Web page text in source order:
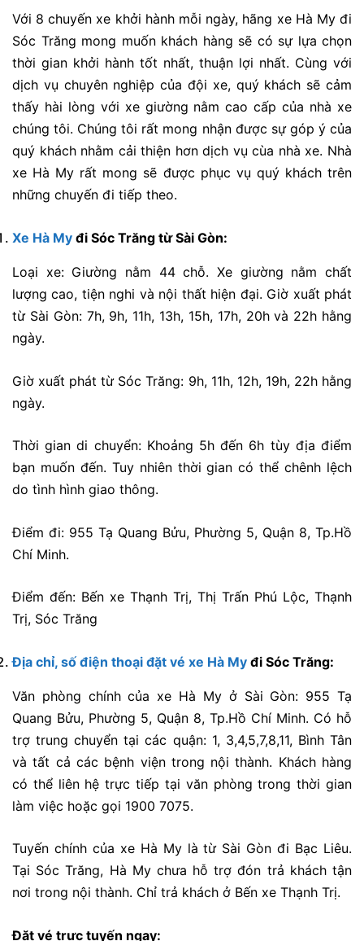
Với 8 chuyến xe khởi hành mỗi ngày, hãng xe Hà My đi
Sóc Trăng mong muốn khách hàng sẽ có sự lựa chọn
thời gian khởi hành tốt nhất, thuận lợi nhất. Cùng với
dịch vụ chuyên nghiệp của đội xe, quý khách sẽ cảm
thấy hài lòng với xe giường nằm cao cấp của nhà xe
chúng tôi. Chúng tôi rất mong nhận được sự góp ý của
quý khách nhằm cải thiện hơn dịch vụ cùa nhà xe. Nhà
xe Hà My rất mong sẽ được phục vụ quý khách trên
những chuyến đi tiếp theo.
Xe Hà My đi Sóc Trăng từ Sài Gòn:
Loại xe: Giường nằm 44 chỗ. Xe giường nằm chất
lượng cao, tiện nghi và nội thất hiện đại. Giờ xuất phát
từ Sài Gòn: 7h, 9h, 11h, 13h, 15h, 17h, 20h và 22h hằng
ngày.
Giờ xuất phát từ Sóc Trăng: 9h, 11h, 12h, 19h, 22h hằng
ngày.
Thời gian di chuyển: Khoảng 5h đến 6h tùy địa điểm
bạn muốn đến. Tuy nhiên thời gian có thể chênh lệch
do tình hình giao thông.
Điểm đi: 955 Tạ Quang Bửu, Phường 5, Quận 8, Tp.Hồ
Chí Minh.
Điểm đến: Bến xe Thạnh Trị, Thị Trấn Phú Lộc, Thạnh
Trị, Sóc Trăng
Địa chỉ, số điện thoại đặt vé xe Hà My đi Sóc Trăng:
Văn phòng chính của xe Hà My ở Sài Gòn: 955 Tạ
Quang Bửu, Phường 5, Quận 8, Tp.Hồ Chí Minh. Có hỗ
trợtrung chuyển tại các quận: 1, 3,4,5,7,8,11, Bình Tân
và tất cả các bệnh viện trong nội thành. Khách hàng
có thể liên hệ trực tiếp tại văn phòng trong thời gian
làm việc hoặc gọi 1900 7075.
Tuyến chính của xe Hà My là từ Sài Gòn đi Bạc Liêu.
Tại Sóc Trăng, Hà My chưa hỗ trợ đón trả khách tận
nơi trong nội thành. Chỉ trả khách ở Bến xe Thạnh Trị.
Đặt vé trực tuyến ngay: